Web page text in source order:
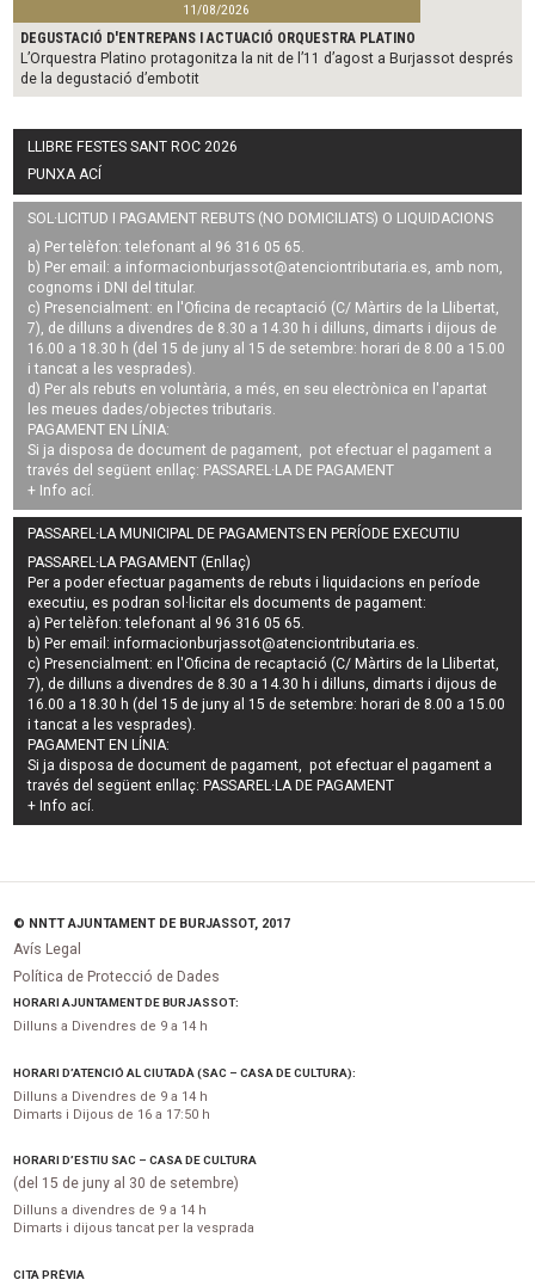
11/08/2026
DEGUSTACIÓ D'ENTREPANS I ACTUACIÓ ORQUESTRA PLATINO
L’Orquestra Platino protagonitza la nit de l’11 d’agost a Burjassot després
de la degustació d’embotit
LLIBRE FESTES SANT ROC 2026
PUNXA ACÍ
SOL·LICITUD I PAGAMENT REBUTS (NO DOMICILIATS) O LIQUIDACIONS
a) Per telèfon: telefonant al 96 316 05 65.
b) Per email: a informacionburjassot@atenciontributaria.es , amb nom,
cognoms i DNI del titular.
c) Presencialment: en l'Oficina de recaptació (C/ Màrtirs de la Llibertat,
7), de dilluns a divendres de 8.30 a 14.30 h i dilluns, dimarts i dijous de
16.00 a 18.30 h (del 15 de juny al 15 de setembre: horari de 8.00 a 15.00
i tancat a les vesprades).
d) Per als rebuts en voluntària, a més, en seu electrònica en l'apartat
les meues dades/objectes tributaris.
PAGAMENT EN LÍNIA:
Si ja disposa de document de pagament, pot efectuar el pagament a
través del següent enllaç: PASSAREL·LA DE PAGAMENT
+ Info ací
PASSAREL·LA MUNICIPAL DE PAGAMENTS EN PERÍODE EXECUTIU
PASSAREL·LA PAGAMENT (Enllaç)
Per a poder efectuar pagaments derebuts i liquidacions en període
executiu, es podran sol·licitar els documents de pagament:
a) Per telèfon: telefonant al 96 316 05 65.
b) Per email:informacionburjassot@atenciontributaria.es.
c) Presencialment: en l'Oficina de recaptació (C/ Màrtirs de la Llibertat,
7), de dilluns a divendres de 8.30 a 14.30 h i dilluns, dimarts i dijous de
16.00 a 18.30 h (del 15 de juny al 15 de setembre: horari de 8.00 a 15.00
i tancat a les vesprades).
PAGAMENT EN LÍNIA:
Si ja disposa de document de pagament, pot efectuar el pagament a
través del següent enllaç: PASSAREL·LA DE PAGAMENT
+ Info ací.
© NNTT AJUNTAMENT DE BURJASSOT, 2017
Avís Legal
Política de Protecció de Dades
HORARI AJUNTAMENT DE BURJASSOT:
Dilluns a Divendres de 9 a 14 h
HORARI D’ATENCIÓ AL CIUTADÀ (SAC – CASA DE CULTURA):
Dilluns a Divendres de 9 a 14 h
Dimarts i Dijous de 16 a 17:50 h
HORARI D’ESTIU SAC – CASA DE CULTURA
(del 15 de juny al 30 de setembre)
Dilluns a divendres de 9 a 14 h
Dimarts i dijous tancat per la vesprada
CITA PRÈVIA